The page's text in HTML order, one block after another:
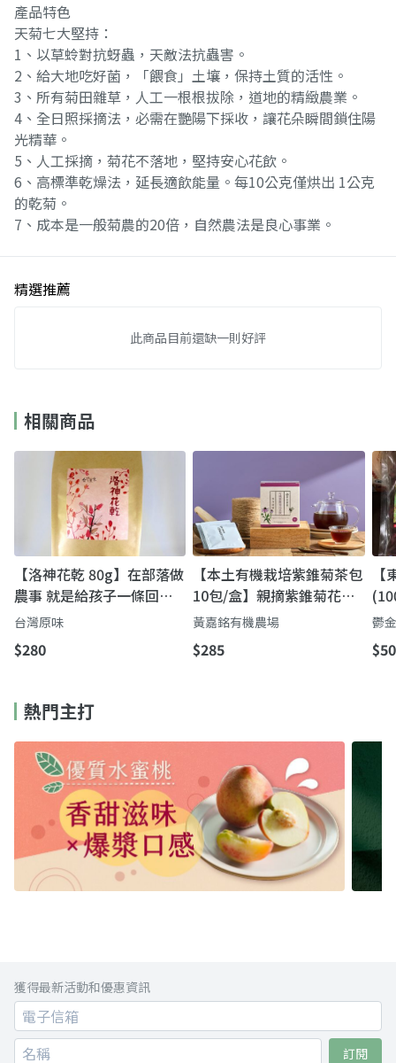
產品特色
天菊七大堅持：
1、以草蛉對抗蚜蟲，天敵法抗蟲害。
2、給大地吃好菌，「餵食」土壤，保持土質的活性。
3、所有菊田雜草，人工一根根拔除，道地的精緻農業。
4、全日照採摘法，必需在艷陽下採收，讓花朵瞬間鎖住陽
光精華。
5、人工採摘，菊花不落地，堅持安心花飲。
6、高標準乾燥法，延長適飲能量。每10公克僅烘出 1公克
的乾菊。
7、成本是一般菊農的20倍，自然農法是良心事業。
精選推薦
此商品目前還缺一則好評
相關商品
【洛神花乾 80g】在部落做
農事 就是給孩子一條回家
的路
台灣原味
$280
【本土有機栽培紫錐菊茶包
10包/盒】親摘紫錐菊花茶
｜清爽淡雅回甘
黃嘉銘有機農場
$285
型
選
鬱
熱門主打
獲得最新活動和優惠資訊
訂閱